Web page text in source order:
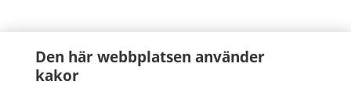
Den här webbplatsen använder
kakor